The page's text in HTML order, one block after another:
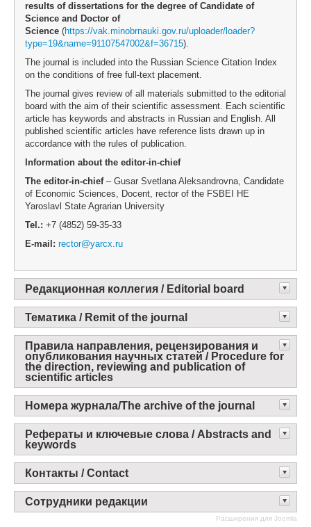
results of dissertations for the degree of Candidate of
Science and Doctor of
Science (https://vak.minobrnauki.gov.ru/uploader/loader?
type=19&name=91107547002&f=36715).
The journal is included into the Russian Science Citation Index
on the conditions of free full-text placement.
The journal gives review of all materials submitted to the editorial
board with the aim of their scientific assessment. Each scientific
article has keywords and abstracts in Russian and English. All
published scientific articles have reference lists drawn up in
accordance with the rules of publication.
Information about the editor-in-chief
The editor-in-chief– Gusar Svetlana Aleksandrovna, Candidate
of Economic Sciences, Docent, rector of the FSBEI HE
Yaroslavl State Agrarian University
Tel.: +7 (4852) 59-35-33
E-mail : rector@yarcx.ru
Редакционная коллегия / Editorial board
Тематика / Remit of the journal
Правила направления, рецензирования и
опубликования научных статей / Procedure for
the direction, reviewing and publication of
scientific articles
Номера журнала/The archive of the journal
Рефераты и ключевые слова / Abstracts and
keywords
Контакты / Contact
Сотрудники редакции
Расширения для Joomla